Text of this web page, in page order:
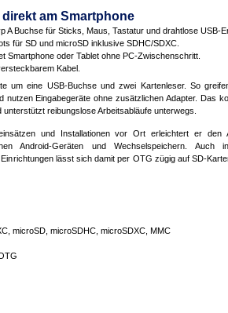
am Smartphone
A Buchse für Sticks, Maus, Tastatur und drahtlose USB-
für SD und microSD inklusive SDHC/SDXC.
Smartphone oder Tablet ohne PC-Zwischenschritt.
Kabel.
um eine USB-Buchse und zwei Kartenleser. So
Eingabegeräte ohne zusätzlichen Adapter. Das
reibungslose Arbeitsabläufe unterwegs.
und Installationen vor Ort erleichtert er den
Android-Geräten und Wechselspeichern. Auch
lässt sich damit per OTG zügig auf SD-
microSD, microSDHC, microSDXC, MMC